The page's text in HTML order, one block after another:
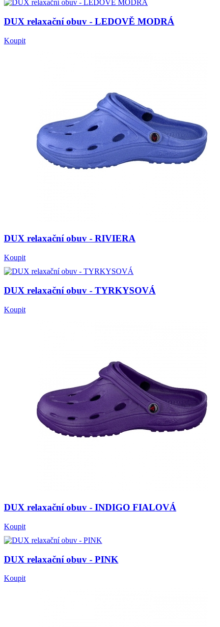
DUX relaxační obuv - LEDOVĚ MODRÁ
Koupit
DUX relaxační obuv - RIVIERA
Koupit
DUX relaxační obuv - TYRKYSOVÁ
Koupit
DUX relaxační obuv - INDIGO FIALOVÁ
Koupit
DUX relaxační obuv - PINK
Koupit